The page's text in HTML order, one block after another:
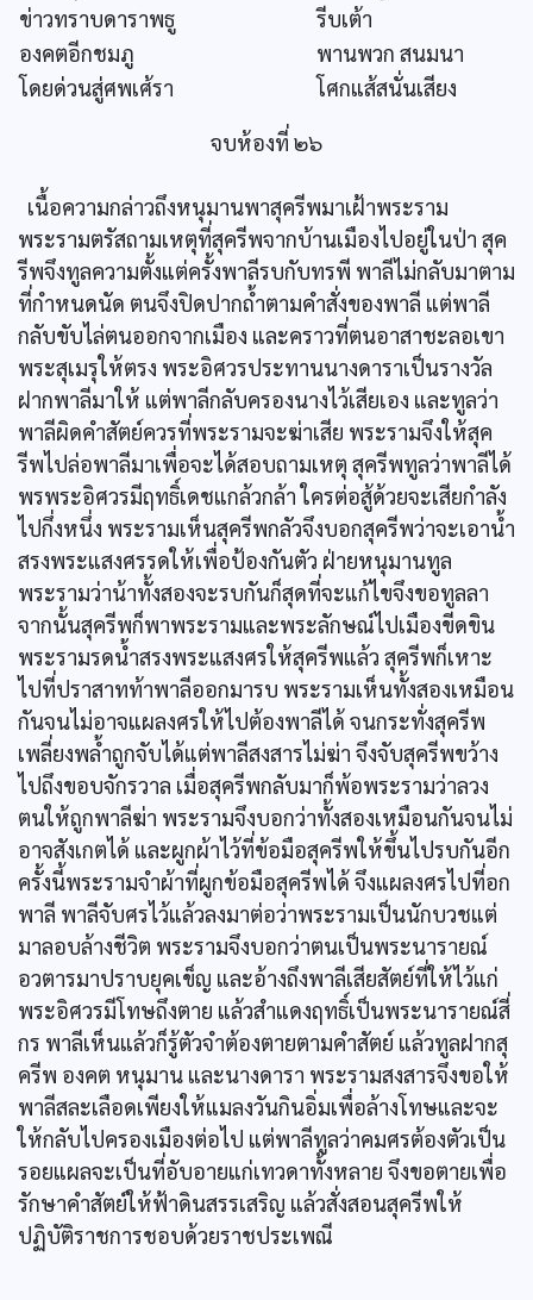
ข่าวทราบดาราพธู
รีบเต้า
องคตอีกชมภู
พานพวก สนมนา
โดยด่วนสู่ศพเศ้รา
โศกแส้สนั่นเสียง
จบห้องที่ ๒๖
เนื้อความกล่าวถึงหนุมานพาสุครีพมาเฝ้าพระราม
พระรามตรัสถามเหตุที่สุครีพจากบ้านเมืองไปอยู่ในป่า สุค
รีพจึงทูลความตั้งแต่ครั้งพาลีรบกับทรพี พาลีไม่กลับมาตาม
ที่กำหนดนัด ตนจึงปิดปากถ้ำตามคำสั่งของพาลี แต่พาลี
กลับขับไล่ตนออกจากเมือง และคราวที่ตนอาสาชะลอเขา
พระสุเมรุให้ตรง พระอิศวรประทานนางดาราเป็นรางวัล
ฝากพาลีมาให้ แต่พาลีกลับครองนางไว้เสียเอง และทูลว่า
พาลีผิดคำสัตย์ควรที่พระรามจะฆ่าเสีย พระรามจึงให้สุค
รีพไปล่อพาลีมาเพื่อจะได้สอบถามเหตุ สุครีพทูลว่าพาลีได้
พรพระอิศวรมีฤทธิ์เดชแกล้วกล้า ใครต่อสู้ด้วยจะเสียกำลัง
ไปกึ่งหนึ่ง พระรามเห็นสุครีพกลัวจึงบอกสุครีพว่าจะเอาน้ำ
สรงพระแสงศรรดให้เพื่อป้องกันตัว ฝ่ายหนุมานทูล
พระรามว่าน้าทั้งสองจะรบกันก็สุดที่จะแก้ไขจึงขอทูลลา
จากนั้นสุครีพก็พาพระรามและพระลักษณ์ไปเมืองขีดขิน
พระรามรดน้ำสรงพระแสงศรให้สุครีพแล้ว สุครีพก็เหาะ
ไปที่ปราสาทท้าพาลีออกมารบ พระรามเห็นทั้งสองเหมือน
กันจนไม่อาจแผลงศรให้ไปต้องพาลีได้ จนกระทั่งสุครีพ
เพลี่ยงพล้ำถูกจับได้แต่พาลีสงสารไม่ฆ่า จึงจับสุครีพขว้าง
ไปถึงขอบจักรวาล เมื่อสุครีพกลับมาก็พ้อพระรามว่าลวง
ตนให้ถูกพาลีฆ่า พระรามจึงบอกว่าทั้งสองเหมือนกันจนไม่
อาจสังเกตได้ และผูกผ้าไว้ที่ข้อมือสุครีพให้ขึ้นไปรบกันอีก
ครั้งนี้พระรามจำผ้าที่ผูกข้อมือสุครีพได้ จึงแผลงศรไปที่อก
พาลี พาลีจับศรไว้แล้วลงมาต่อว่าพระรามเป็นนักบวชแต่
มาลอบล้างชีวิต พระรามจึงบอกว่าตนเป็นพระนารายณ์
อวตารมาปราบยุคเข็ญ และอ้างถึงพาลีเสียสัตย์ที่ให้ไว้แก่
พระอิศวรมีโทษถึงตาย แล้วสำแดงฤทธิ์เป็นพระนารายณ์สี่
กร พาลีเห็นแล้วก็รู้ตัวจำต้องตายตามคำสัตย์ แล้วทูลฝากสุ
ครีพ องคต หนุมาน และนางดารา พระรามสงสารจึงขอให้
พาลีสละเลือดเพียงให้แมลงวันกินอิ่มเพื่อล้างโทษและจะ
ให้กลับไปครองเมืองต่อไป แต่พาลีทูลว่าคมศรต้องตัวเป็น
รอยแผลจะเป็นที่อับอายแก่เทวดาทั้งหลาย จึงขอตายเพื่อ
รักษาคำสัตย์ให้ฟ้าดินสรรเสริญ แล้วสั่งสอนสุครีพให้
ปฏิบัติราชการชอบด้วยราชประเพณี